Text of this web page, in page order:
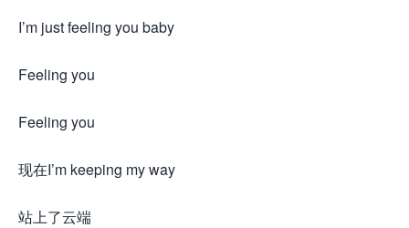
I’m just feeling you baby
Feeling you
Feeling you
现在I’m keeping my way
站上了云端